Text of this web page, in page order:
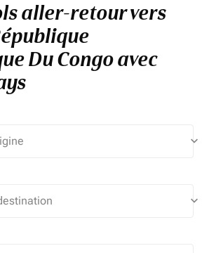
aller-retour vers
Du Congo avec
keyboard_arrow_down
keyboard_arrow_down